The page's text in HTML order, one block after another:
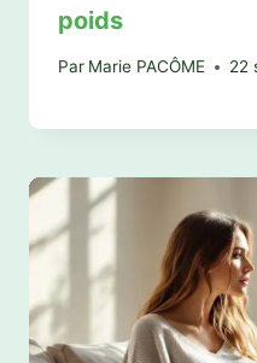
poids
Par Marie PACÔME 22